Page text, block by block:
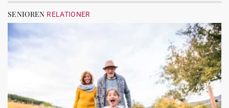
SENIOREN RELATIONER